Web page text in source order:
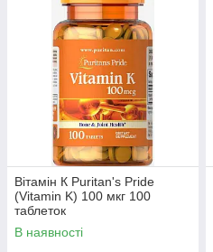
Вітамін К Puritan's Pride
(Vitamin K) 100 мкг 100
таблеток
В наявності